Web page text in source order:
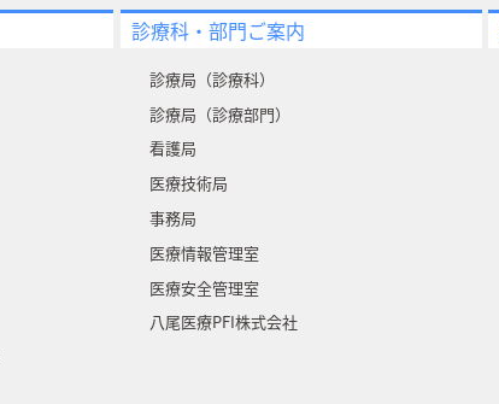
診療科・部門ご案内
診療局（診療科）
診療局（診療部門）
看護局
医療技術局
事務局
医療情報管理室
医療安全管理室
八尾医療PFI株式会社